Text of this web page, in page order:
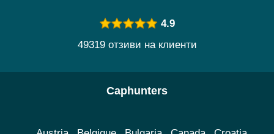
4.9
49319 отзиви на клиенти
Caphunters